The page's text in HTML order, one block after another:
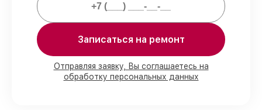
заказов выполняем в присутствии
клиента
деталей LG имеются на складе в
срочного заказа
Оригинальные комплектующие LG и
Записаться на ремонт
Отправляя заявку, Вы соглашаетесь на
обработку персональных данных